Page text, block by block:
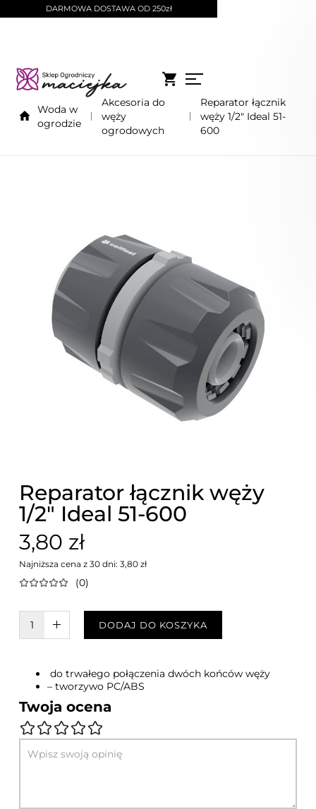
DARMOWA DOSTAWA OD 250zł
Woda w
ogrodzie
Akcesoria do
węży
ogrodowych
Reparator łącznik
węży 1/2" Ideal 51-
600
Reparator łącznik węży
1/2" Ideal 51-600
3,80 zł
Najniższa cena z 30 dni: 3,80 zł
(0)
W KOSZYKU :)DODAJ DO KOSZYKA
do trwałego połączenia dwóch końców węży
– tworzywo PC/ABS
Twoja ocena